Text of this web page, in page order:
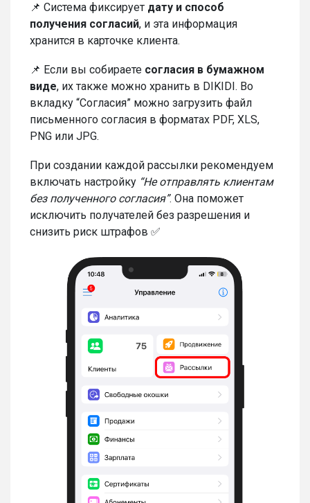
📌 Система фиксирует дату и способ
получения согласий, и эта информация
хранится в карточке клиента.
📌 Если вы собираете согласия в бумажном
виде, их также можно хранить в DIKIDI. Во
вкладку “Согласия” можно загрузить файл
письменного согласия в форматах PDF, XLS,
PNG или JPG.
При создании каждой рассылки рекомендуем
включать настройку “Не отправлять клиентам
без полученного согласия”. Она поможет
исключить получателей без разрешения и
снизить риск штрафов ✅